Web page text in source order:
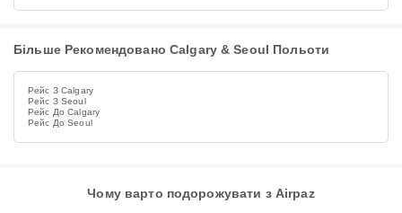
Більше Рекомендовано Calgary & Seoul Польоти
Рейс З Calgary
Рейс З Seoul
Рейс До Calgary
Рейс До Seoul
Чому варто подорожувати з Airpaz